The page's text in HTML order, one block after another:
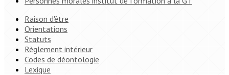
Raison d'être
Orientations
Statuts
Règlement intérieur
Codes de déontologie
Lexique